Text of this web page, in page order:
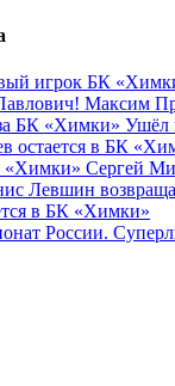
игрок БК
Максим
БК «Химки» Ушёл
остается в БК
«Химки» Сергей
Левшин
в БК «Химки»
России.